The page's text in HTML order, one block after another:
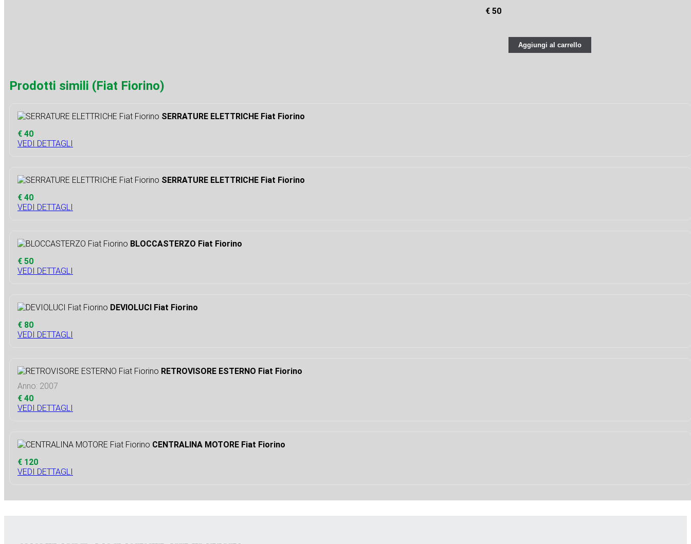
€ 50
Aggiungi al carrello
Prodotti simili (Fiat Fiorino)
SERRATURE ELETTRICHE Fiat Fiorino
€ 40
VEDI DETTAGLI
SERRATURE ELETTRICHE Fiat Fiorino
€ 40
VEDI DETTAGLI
BLOCCASTERZO Fiat Fiorino
€ 50
VEDI DETTAGLI
DEVIOLUCI Fiat Fiorino
€ 80
VEDI DETTAGLI
RETROVISORE ESTERNO Fiat Fiorino
Anno: 2007
€ 40
VEDI DETTAGLI
CENTRALINA MOTORE Fiat Fiorino
€ 120
VEDI DETTAGLI